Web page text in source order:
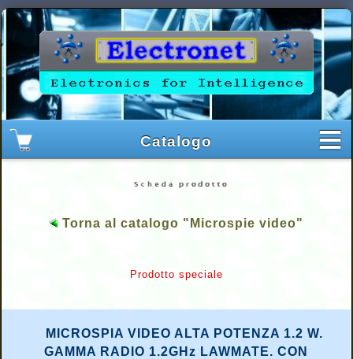
Torna al catalogo "Microspie video"
Prodotto speciale
MICROSPIA VIDEO ALTA POTENZA 1.2 W.
GAMMA RADIO 1.2GHz LAWMATE. CON